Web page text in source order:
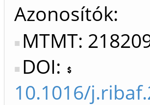
Azonosítók
MTMT:
DOI:
10.1016/